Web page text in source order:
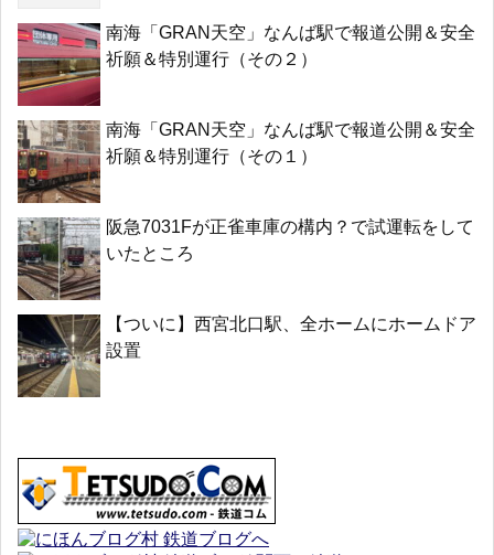
南海「GRAN天空」なんば駅で報道公開＆安全
祈願＆特別運行（その２）
南海「GRAN天空」なんば駅で報道公開＆安全
祈願＆特別運行（その１）
阪急7031Fが正雀車庫の構内？で試運転をして
いたところ
【ついに】西宮北口駅、全ホームにホームドア
設置